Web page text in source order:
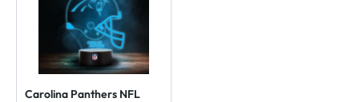
Carolina Panthers NFL